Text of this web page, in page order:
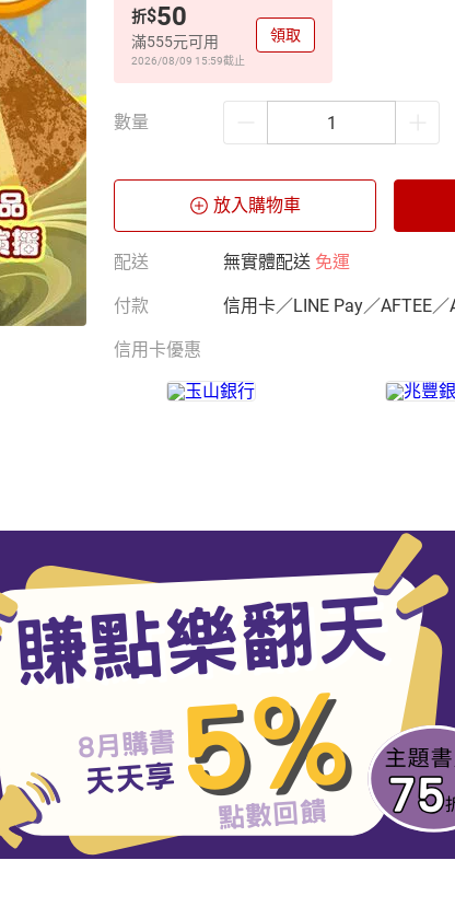
折$50
滿555元可用
2026/08/09 15:59截止
領取
數量
放入購物車
配送 無實體配送 免運
付款 信用卡／LINE Pay／AFTEE／
信用卡優惠